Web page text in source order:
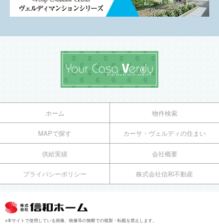
ホーム 物件検索
MAPで探す カーサ・ヴェルディの住まい
供給実績 会社概要
プライバシーポリシー 株式会社信和不動産
※本サイトで使用している画像、映像等の無断での複製・転載を禁止します。